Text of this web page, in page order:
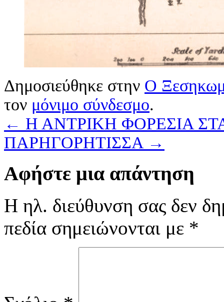
Δημοσιεύθηκε στην Ο
τον μόνιμο σύνδεσμο.
← Η ΑΝΤΡΙΚΗ ΦΟΡΕΣΙΑ
ΠΑΡΗΓΟΡΗΤΙΣΣΑ →
Αφήστε μια απάντηση
Η ηλ. διεύθυνση σας δεν
πεδία σημειώνονται με *